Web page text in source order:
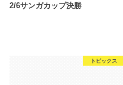
2/6サンガカップ決勝
トピックス